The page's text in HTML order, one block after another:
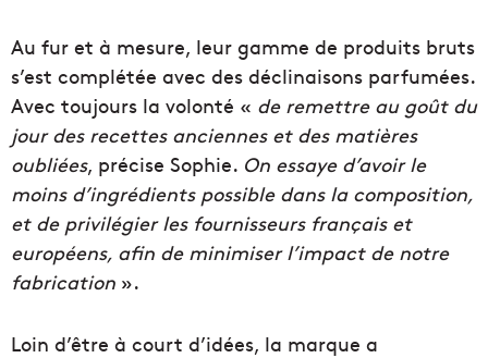
Au fur et à mesure, leur gamme de produits bruts
s’est complétée avec des déclinaisons parfumées.
Avec toujours la volonté « de remettre au goût du
jour des recettes anciennes et des matières
oubliées, précise Sophie. On essaye d’avoir le
moins d’ingrédients possible dans la composition,
et de privilégier les fournisseurs français et
européens, afin de minimiser l’impact de notre
fabrication ».
Loin d’être à court d’idées, la marque a